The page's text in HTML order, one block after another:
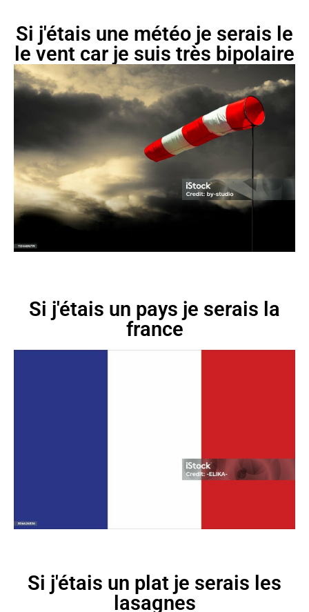
Si j'étais une météo je serais le
le vent car je suis très bipolaire
Si j'étais un pays je serais la
france
Si j'étais un plat je serais les
lasagnes